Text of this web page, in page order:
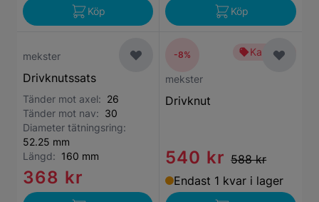
Köp Köp
mekster
Drivknutssats
Tänder mot axel: 26
Tänder mot nav: 30
Diameter tätningsring:
52.25 mm
Längd: 160 mm
368 kr
Kampanj
mekster
Drivknut
540 kr 588 kr
-8%
Endast 1 kvar i lager